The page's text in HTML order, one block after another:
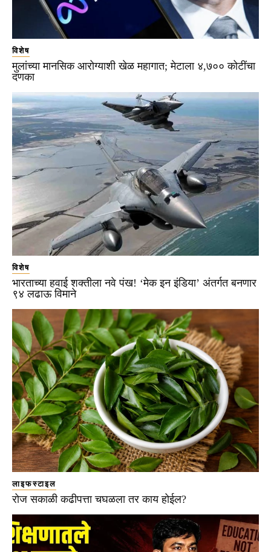
विशेष
मुलांच्या मानसिक आरोग्याशी खेळ महागात; मेटाला ४,७०० कोटींचा
दणका
विशेष
भारताच्या हवाई शक्तीला नवे पंख! ‘मेक इन इंडिया’ अंतर्गत बनणार
९४ लढाऊ विमाने
लाइफस्टाइल
रोज सकाळी कढीपत्ता चघळला तर काय होईल?